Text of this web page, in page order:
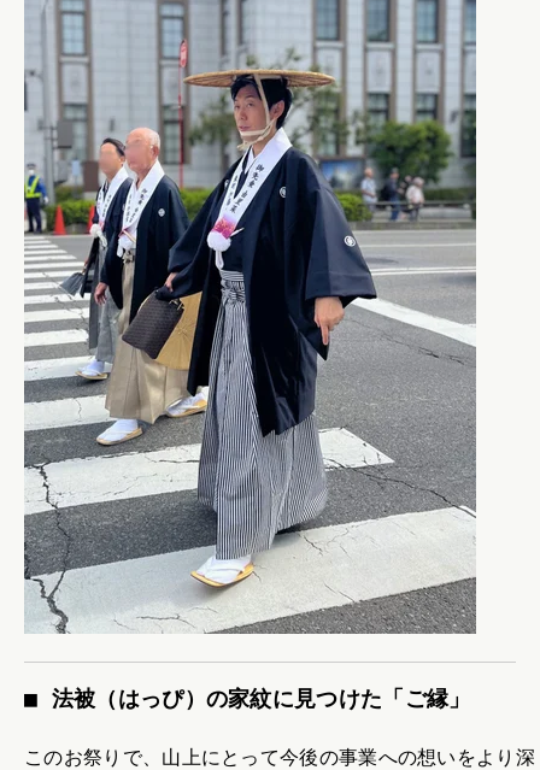
■ 法被（はっぴ）の家紋に見つけた「ご縁」
このお祭りで、山上にとって今後の事業への想いをより